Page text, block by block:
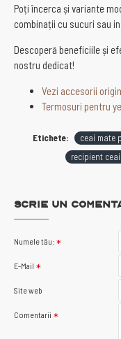
Poți încerca și variante
combinații cu sucuri sau
Descoperă beneficiile și
nostru dedicat!
Vezi accesorii
Termosuri pentru
Etichete: ceai mate
recipient
Scrie un
Numele tău:
E-Mail
Site web
Comentarii